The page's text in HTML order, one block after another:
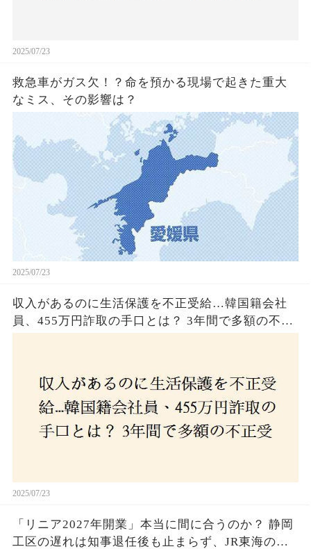
2025/07/23
救急車がガス欠！？命を預かる現場で起きた重大
なミス、その影響は？
2025/07/23
収入があるのに生活保護を不正受給…韓国籍会社
員、455万円詐取の手口とは？ 3年間で多額の不正
2025/07/23
「リニア2027年開業」本当に間に合うのか？ 静岡
工区の遅れは知事退任後も止まらず、JR東海のず